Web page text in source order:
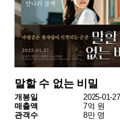
히트맨2
개봉일
2025-01-22
매출액
6억 원